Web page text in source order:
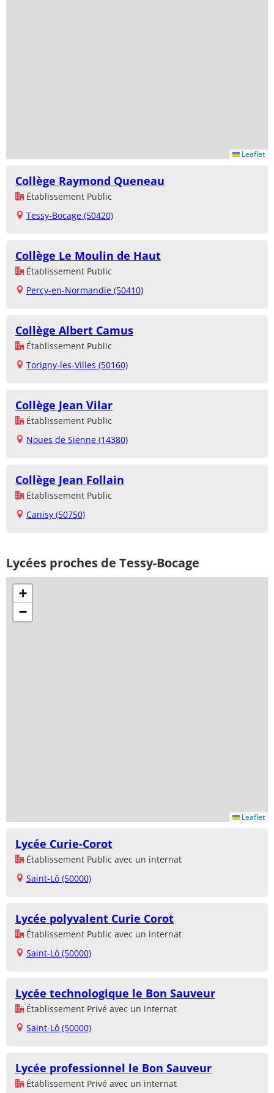
Leaflet
Collège Raymond Queneau
Établissement Public
Tessy-Bocage (50420)
Collège Le Moulin de Haut
Établissement Public
Percy-en-Normandie (50410)
Collège Albert Camus
Établissement Public
Torigny-les-Villes (50160)
Collège Jean Vilar
Établissement Public
Noues de Sienne (14380)
Collège Jean Follain
Établissement Public
Canisy (50750)
Lycées proches de Tessy-Bocage
+
−
Leaflet
Lycée Curie-Corot
Établissement Public avec un internat
Saint-Lô (50000)
Lycée polyvalent Curie Corot
Établissement Public avec un internat
Saint-Lô (50000)
Lycée technologique le Bon Sauveur
Établissement Privé avec un internat
Saint-Lô (50000)
Lycée professionnel le Bon Sauveur
Établissement Privé avec un internat